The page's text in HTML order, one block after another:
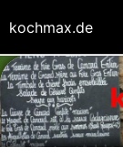
kochmax.de